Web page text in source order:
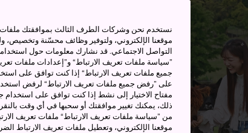
نستخدم نحن وشركات الطرف الثالث بموافقتك ملفات
موقعنا الإلكتروني، ولتوفير وظائف محسّنة وتخصيص،
التواصل الاجتماعي. قد نشارك معلومات حول
”سياسة ملفات تعريف الارتباط“ و”إعدادات ملفات
جميع ملفات تعريف الارتباط“ إذا كنت توافق على
على ”رفض جميع ملفات تعريف الارتباط“ لرفض
مفتاح الاختيار إلى نشط إذا كنت توافق على استخدام
من ”سياسة ملفات تعريف الارتباط“ ملفات تعريف
موقعنا الإلكتروني، وتعطيل ملفات تعريف الارتباط